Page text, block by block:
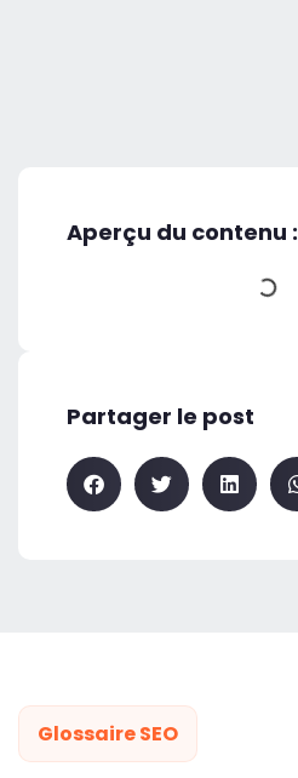
Aperçu du contenu :
Partager le post
Glossaire SEO